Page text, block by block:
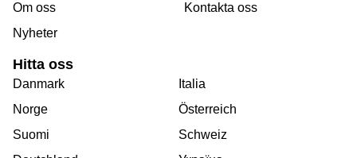
Om oss
Nyheter
Kontakta oss
Hitta oss
Danmark
Norge
Suomi
Italia
Österreich
Schweiz